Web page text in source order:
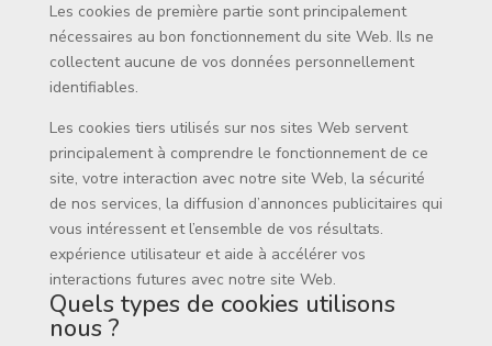
Les cookies de première partie sont principalement
nécessaires au bon fonctionnement du site Web. Ils ne
collectent aucune de vos données personnellement
identifiables.
Les cookies tiers utilisés sur nos sites Web servent
principalement à comprendre le fonctionnement de ce
site, votre interaction avec notre site Web, la sécurité
de nos services, la diffusion d’annonces publicitaires qui
vous intéressent et l’ensemble de vos résultats.
expérience utilisateur et aide à accélérer vos
interactions futures avec notre site Web.
Quels types de cookies utilisons
nous ?